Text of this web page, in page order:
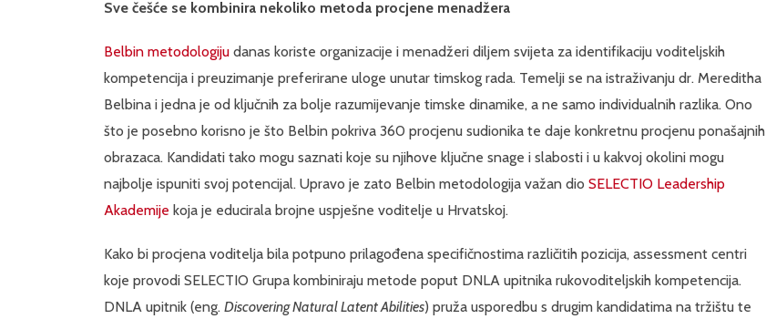
Sve češće se kombinira nekoliko metoda procjene menadžera
Belbin metodologiju danas koriste organizacije i menadžeri diljem svijeta za identifikaciju voditeljskih
kompetencija i preuzimanje preferirane uloge unutar timskog rada. Temelji se na istraživanju dr. Mereditha
Belbina i jedna je od ključnih za bolje razumijevanje timske dinamike, a ne samo individualnih razlika. Ono
što je posebno korisno je što Belbin pokriva 360 procjenu sudionika te daje konkretnu procjenu ponašajnih
obrazaca. Kandidati tako mogu saznati koje su njihove ključne snage i slabosti i u kakvoj okolini mogu
najbolje ispuniti svoj potencijal. Upravo je zato Belbin metodologija važan dio SELECTIO Leadership
Akademije koja je educirala brojne uspješne voditelje u Hrvatskoj.
Kako bi procjena voditelja bila potpuno prilagođena specifičnostima različitih pozicija, assessment centri
koje provodi SELECTIO Grupa kombiniraju metode poput DNLA upitnika rukovoditeljskih kompetencija.
DNLA upitnik (eng. Discovering Natural Latent Abilities) pruža usporedbu s drugim kandidatima na tržištu te